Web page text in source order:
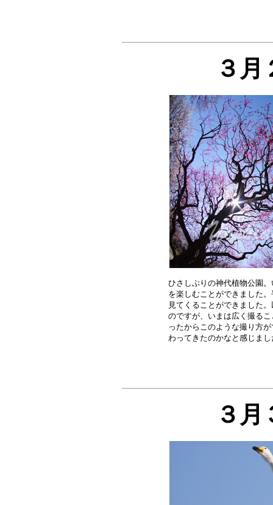
３月
ひさしぶりの神代植物公園
を楽しむことができました
見てくることができました
のですが、いまは広く撮る
ったからこのような撮り方
３月